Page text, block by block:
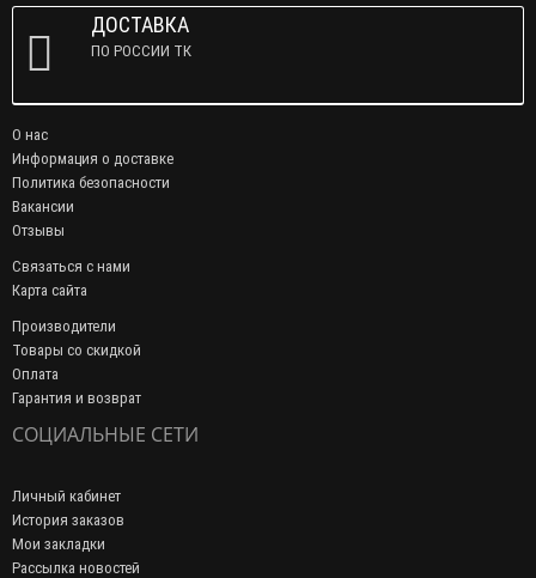
ДОСТАВКА
ПО РОССИИ ТК
О нас
Информация о доставке
Политика безопасности
Вакансии
Отзывы
Связаться с нами
Карта сайта
Производители
Товары со скидкой
Оплата
Гарантия и возврат
СОЦИАЛЬНЫЕ СЕТИ
Личный кабинет
История заказов
Мои закладки
Рассылка новостей